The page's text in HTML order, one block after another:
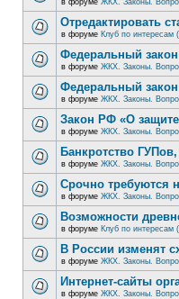
в форуме ЖКХ. Законы.
Отредактировать
в форуме Клуб по интересам
Федеральный
в форуме ЖКХ. Законы.
Федеральный
в форуме ЖКХ. Законы.
Закон РФ «О
в форуме ЖКХ. Законы.
Банкротство
в форуме ЖКХ. Законы.
Срочно требуются
в форуме ЖКХ. Законы.
Возможности
в форуме Клуб по интересам
В России изменят
в форуме ЖКХ. Законы.
Интернет-сайты
в форуме ЖКХ. Законы.